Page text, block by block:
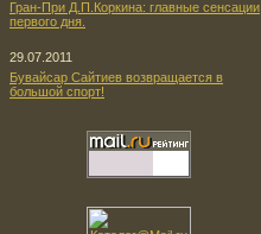
Гран-При Д.П.Коркина: главные сенсации
первого дня.
29.07.2011
Бувайсар Сайтиев возвращается в
большой спорт!